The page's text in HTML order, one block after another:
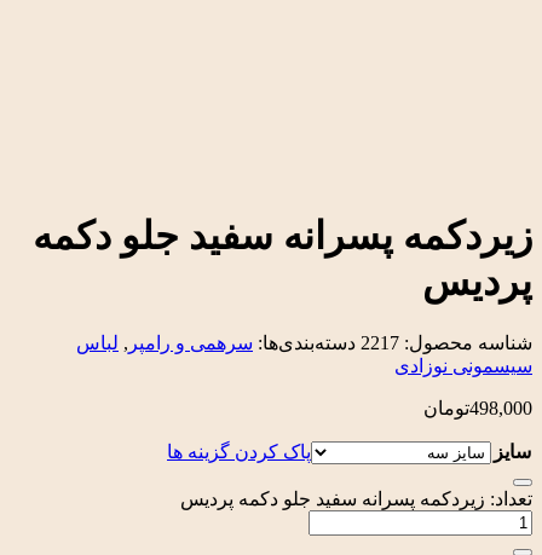
پسرانه سفید جلو دکمه
2217 دسته‌بندی‌ها:سرهمی و رامپر, لباس
نوزادی
تومان
پاک کردن گزینه ها
پسرانه سفید جلو دکمه پردیس